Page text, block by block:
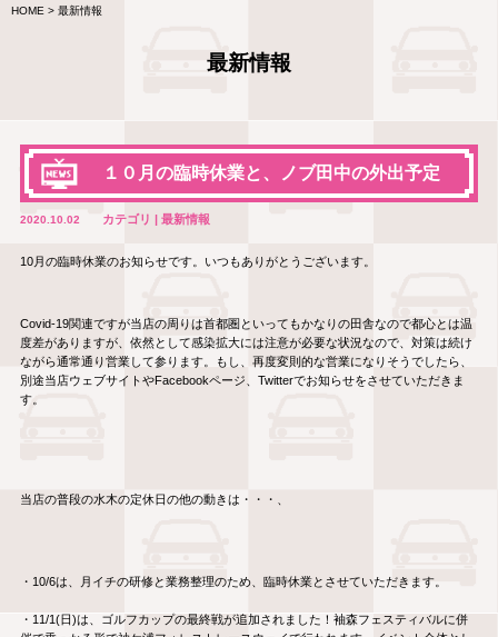
HOME > 最新情報
最新情報
１０月の臨時休業と、ノブ田中の外出予定
2020.10.02 カテゴリ | 最新情報
10月の臨時休業のお知らせです。いつもありがとうございます。
Covid-19関連ですが当店の周りは首都圏といってもかなりの田舎なので都心とは温
度差がありますが、依然として感染拡大には注意が必要な状況なので、対策は続け
ながら通常通り営業して参ります。もし、再度変則的な営業になりそうでしたら、
別途当店ウェブサイトやFacebookページ、Twitterでお知らせをさせていただきま
す。
当店の普段の水木の定休日の他の動きは・・・、
・10/6は、月イチの研修と業務整理のため、臨時休業とさせていただきます。
・11/1(日)は、ゴルフカップの最終戦が追加されました！袖森フェスティバルに併